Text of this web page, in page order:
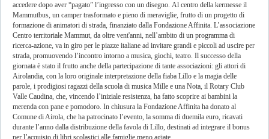
accedere dopo aver “pagato” l’ingresso con un disegno. Al centro della kermesse il
Mammutbus, un camper trasformato e pieno di meraviglie, frutto di un progetto di
formazione di animatori di strada, finanziato dalla Fondazione Affinita. L’associazione
Centro territoriale Mammut, da oltre vent'anni, nell’ambito di un programma di
ricerca-azione, va in giro per le piazze italiane ad invitare grandi e piccoli ad uscire per
strada, promuovendo l’incontro intorno a musica, giochi, teatro. Il successo della
giornata è stato il frutto anche della partecipazione di tante associazioni: gli attori di
Airolandia, con la loro originale interpretazione della fiaba Lillo e la magia delle
parole, i prodigiosi ragazzi della scuola di musica Mille e una Nota, il Rotary Club
Valle Caudina, che, vincendo l’iniziale resistenza, ha fatto scoprire ai bambini la
merenda con pane e pomodoro. In chiusura la Fondazione Affinita ha donato al
Comune di Airola, che ha patrocinato l’evento, la somma di duemila euro, ricavati
durante l’anno dalla distribuzione della favola di Lillo, destinati ad integrare il bonus
per l’acquisto di libri scolastici alle famiglie meno agiate.